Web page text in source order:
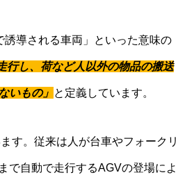
導される車両」といった意味の
行し、荷など人以外の物品の搬送
いもの」 と定義しています。
す。従来は人が台車やフォークリ
で自動で走行するAGVの登場によ